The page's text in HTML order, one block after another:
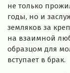
не только
годы, но и
земляков за
на взаимной
образцом для
вступает в брак.